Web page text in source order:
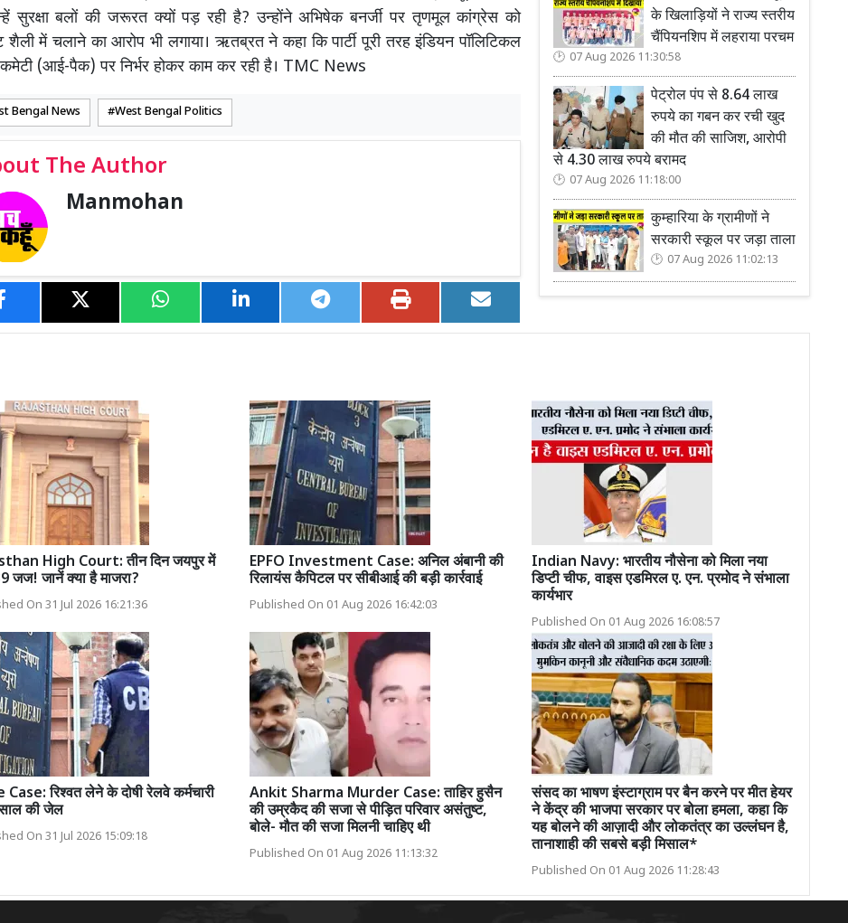
सुरक्षा बलों की जरूरत क्यों पड़ रही है? उन्होंने अभिषेक बनर्जी पर तृणमूल कांग्रेस को
शैली में चलाने का आरोप भी लगाया। ऋतब्रत ने कहा कि पार्टी पूरी तरह इंडियन पॉलिटिकल
(आई-पैक) पर निर्भर होकर काम कर रही है। TMC News
Bengal News West Bengal Politics
The Author
Manmohan
के खिलाड़ियों ने राज्य स्तरीय
चैंपियनशिप में लहराया परचम
07 Aug 2026 11:30:58
पेट्रोल पंप से 8.64 लाख
रुपये का गबन कर रची खुद
की मौत की साजिश, आरोपी
से 4.30 लाख रुपये बरामद
07 Aug 2026 11:18:00
कुम्हारिया के ग्रामीणों ने
सरकारी स्कूल पर जड़ा ताला
07 Aug 2026 11:02:13
High Court: तीन दिन जयपुर में
जज! जानें क्या है माजरा?
On 31 Jul 2026 16:21:36
EPFO Investment Case: अनिल अंबानी की
रिलायंस कैपिटल पर सीबीआई की बड़ी कार्रवाई
Published On 01 Aug 2026 16:42:03
Indian Navy: भारतीय नौसेना को मिला नया
डिप्टी चीफ, वाइस एडमिरल ए. एन. प्रमोद ने संभाला
कार्यभार
Published On 01 Aug 2026 16:08:57
रिश्वत लेने के दोषी रेलवे कर्मचारी
की जेल
On 31 Jul 2026 15:09:18
Ankit Sharma Murder Case: ताहिर हुसैन
की उम्रकैद की सजा से पीड़ित परिवार असंतुष्ट,
बोले- मौत की सजा मिलनी चाहिए थी
Published On 01 Aug 2026 11:13:32
संसद का भाषण इंस्टाग्राम पर बैन करने पर मीत हेयर
ने केंद्र की भाजपा सरकार पर बोला हमला, कहा कि
यह बोलने की आज़ादी और लोकतंत्र का उल्लंघन है,
तानाशाही की सबसे बड़ी मिसाल*
Published On 01 Aug 2026 11:28:43